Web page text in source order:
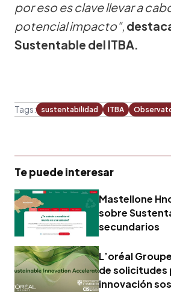
por eso es clave llevar a
potencial impacto",
Sustentable del ITBA.
Tags: sustentabilidad ITBA
Te puede interesar
Mastellone
sobre
secundarios
L’oréal
de solicitudes
innovación